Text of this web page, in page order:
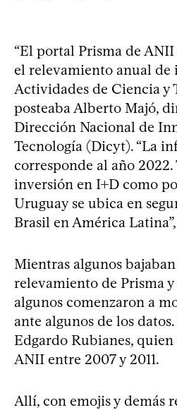
“El portal Prisma de
el relevamiento anual de
Actividades de Ciencia y
posteaba Alberto Majó,
Dirección Nacional de
Tecnología (Dicyt). “La
corresponde al año
inversión en I+D como
Uruguay se ubica en
Brasil en América
Mientras algunos
relevamiento de Prisma
algunos comenzaron a
ante algunos de los
Edgardo Rubianes,
ANII entre 2007 y 2011.
Allí, con emojis y demás